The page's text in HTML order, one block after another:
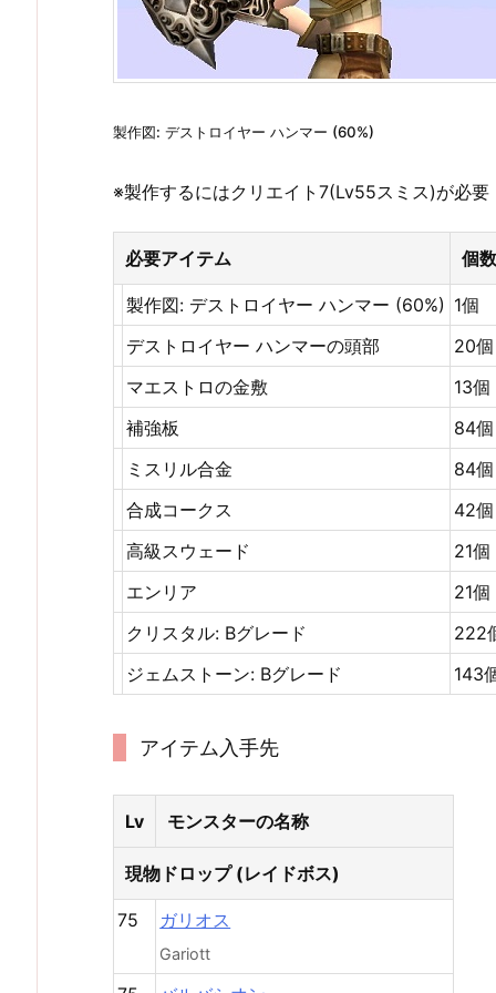
製作図: デストロイヤー ハンマー (60%)
※製作するにはクリエイト7(Lv55スミス)が必要
必要アイテム 個数
製作図: デストロイヤー ハンマー (60%) 1個
デストロイヤー ハンマーの頭部
20個
マエストロの金敷
13個
補強板
84個
ミスリル合金
84個
合成コークス
42個
高級スウェード
21個
エンリア
21個
クリスタル: Bグレード
222
ジェムストーン: Bグレード
143
アイテム入手先
Lv モンスターの名称
現物ドロップ (レイドボス)
75 ガリオス
Gariott